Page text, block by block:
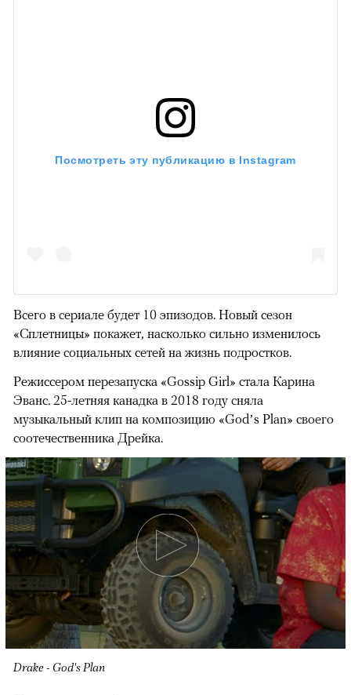
Посмотреть эту публикацию в Instagram
Всего в сериале будет 10 эпизодов. Новый сезон
«Сплетницы» покажет, насколько сильно изменилось
влияние социальных сетей на жизнь подростков.
Режиссером перезапуска «Gossip Girl» стала Карина
Эванс. 25-летняя канадка в 2018 году сняла
музыкальный клип на композицию «God’s Plan» своего
соотечественника Дрейка.
Drake - God's Plan